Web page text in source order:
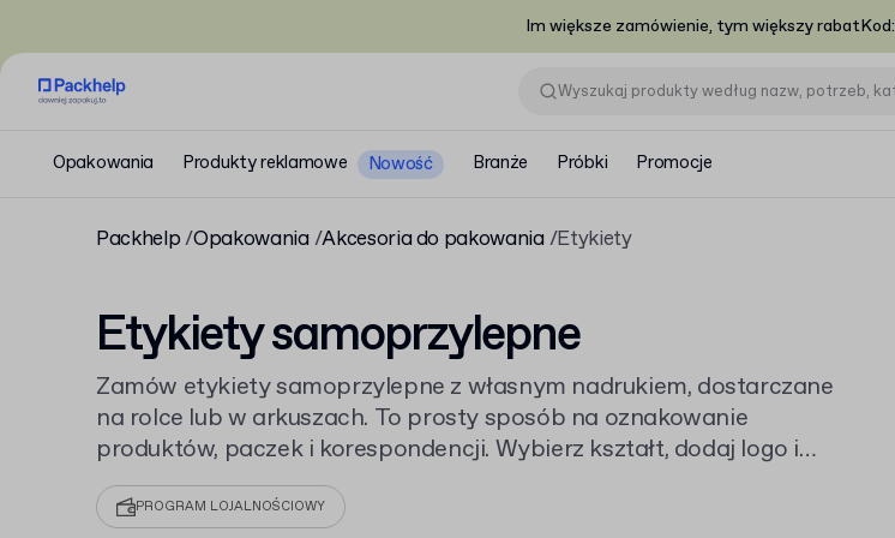
Im większe zamówienie, tym większy rabatKod:
Opakowania Produkty reklamowe Nowość Branże Próbki Promocje
Packhelp Opakowania Akcesoria do pakowania Etykiety
Etykiety samoprzylepne
Zamów etykiety samoprzylepne z własnym nadrukiem, dostarczane
na rolce lub w arkuszach. To prosty sposób na oznakowanie
produktów, paczek i korespondencji. Wybierz kształt, dodaj logo i
gotowe. Nasze etykiety to tylko część oferty – sprawdź też pozostałe
akcesoria do pakowania
PROGRAM LOJALNOŚCIOWY